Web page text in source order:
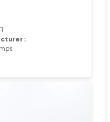
F1
: